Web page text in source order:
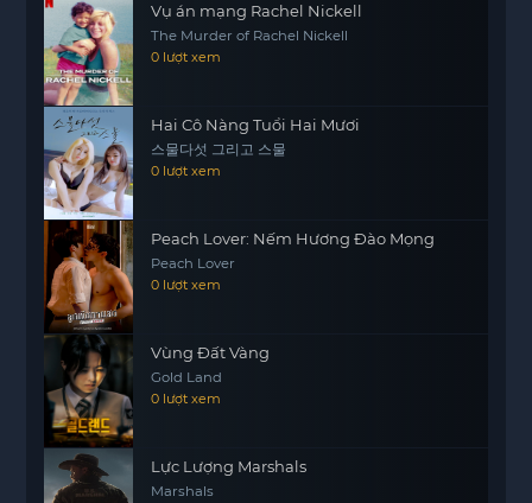
Vụ án mạng Rachel Nickell
The Murder of Rachel Nickell
0 lượt xem
Hai Cô Nàng Tuổi Hai Mươi
스물다섯 그리고 스물
0 lượt xem
Peach Lover: Nếm Hương Đào Mọng
Peach Lover
0 lượt xem
Vùng Đất Vàng
Gold Land
0 lượt xem
Lực Lượng Marshals
Marshals